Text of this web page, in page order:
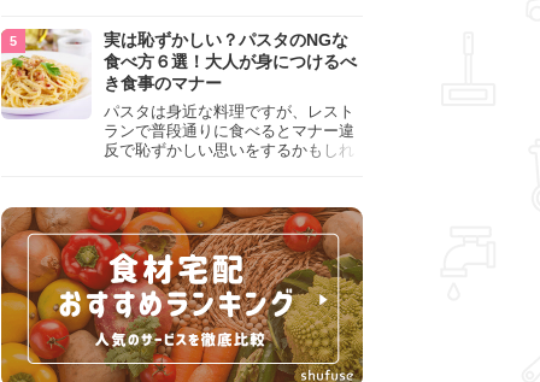
真は個人情報が詰まっているので、
ただ丸めただけの状態で捨ててしま
うのは危険です。写真にすべきでは
ない捨て方をまとめているので、ぜ
ひチェックしておきましょう。
実は恥ずかしい？パスタのNGな
食べ方６選！大人が身につけるべ
き食事のマナー
パスタは身近な料理ですが、レスト
ランで普段通りに食べるとマナー違
反で恥ずかしい思いをするかもしれ
して、正しい食べ方を確認しましょ
う。大人の嗜みとして知っておきた
い新常識を解説します。